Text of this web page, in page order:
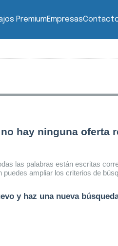
PremiumEmpresas
hay ninguna oferta
las palabras están escritas
puedes ampliar los criterios de
y haz una nueva